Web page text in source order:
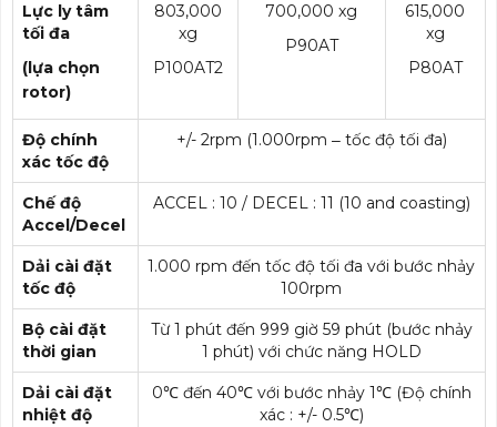
Lực ly tâm
tối đa
(lựa chọn
rotor)
803,000
xg
P100AT2
700,000 xg
P90AT
615,000
xg
P80AT
Độ chính
xác tốc độ
+/- 2rpm (1.000rpm ‒ tốc độ tối đa)
Chế độ
Accel/Decel
ACCEL : 10 / DECEL : 11 (10 and coasting)
Dải cài đặt
tốc độ
1.000 rpm đến tốc độ tối đa với bước nhảy
100rpm
Bộ cài đặt
thời gian
Từ 1 phút đến 999 giờ 59 phút (bước nhảy
1 phút) với chức năng HOLD
Dải cài đặt
nhiệt độ
0℃ đến 40℃ với bước nhảy 1℃ (Độ chính
xác : +/- 0.5℃)